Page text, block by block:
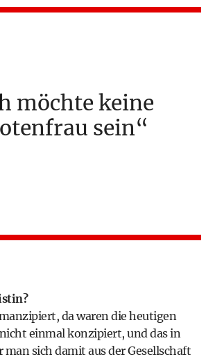
möchte keine
sein
da waren die heutigen
einmal konzipiert, und das in
man sich damit aus der Gesellschaft